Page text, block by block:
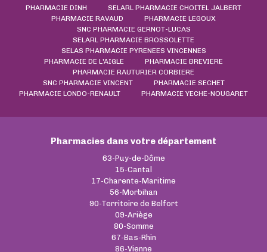
PHARMACIE DINH
SELARL PHARMACIE CHOITEL JALBERT
PHARMACIE RAVAUD
PHARMACIE LEGOUX
SNC PHARMACIE GERNOT-LUCAS
SELARL PHARMACIE BROSSOLETTE
SELAS PHARMACIE PYRENEES VINCENNES
PHARMACIE DE L'AIGLE
PHARMACIE BREVIERE
PHARMACIE RAUTURIER CORBIERE
SNC PHARMACIE VINCENT
PHARMACIE SECHET
PHARMACIE LONDO-RENAULT
PHARMACIE YECHE-NOUGARET
Pharmacies dans votre département
63-Puy-de-Dôme
15-Cantal
17-Charente-Maritime
56-Morbihan
90-Territoire de Belfort
09-Ariège
80-Somme
67-Bas-Rhin
86-Vienne